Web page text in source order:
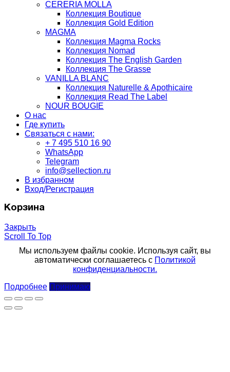
CERERIA MOLLA
Коллекция Boutique
Коллекция Gold Edition
MAGMA
Коллекция Magma Rocks
Коллекция Nomad
Коллекция The English Garden
Коллекция The Grasse
VANILLA BLANC
Коллекция Naturelle & Apothicaire
Коллекция Read The Label
NOUR BOUGIE
О нас
Где купить
Связаться с нами:
+ 7 495 510 16 90
WhatsApp
Telegram
info@sellection.ru
В избранном
Вход/Регистрация
Корзина
Закрыть
Scroll To Top
Мы используем файлы cookie. Используя сайт, вы
автоматически соглашаетесь с Политикой
конфиденциальности.
Подробнее Принимаю